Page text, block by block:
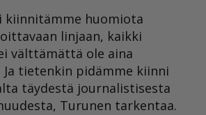
kiinnitämme huomiota
linjaan, kaikki
välttämättä ole aina
Ja tietenkin pidämme kiinni
täydestä journalistisesta
Turunen tarkentaa.